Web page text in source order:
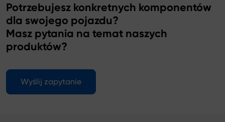
Potrzebujesz konkretnych komponentów
dla swojego pojazdu?
Masz pytania na temat naszych
produktów?
Wyślij zapytanie